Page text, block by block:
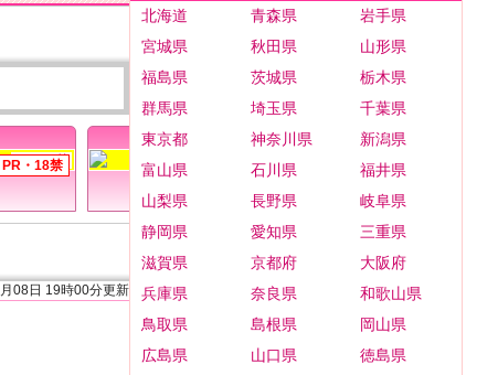
TOP3
サークルLOVE
08日 19時00分更新
北海道 青森県
岩手県
宮城県
秋田県
山形県
福島県
茨城県
栃木県
群馬県
埼玉県
千葉県
東京都
神奈川県
新潟県
富山県
石川県
福井県
山梨県
長野県
岐阜県
静岡県
愛知県
三重県
滋賀県
京都府
大阪府
兵庫県
奈良県
和歌山県
鳥取県
島根県
岡山県
広島県
山口県
徳島県